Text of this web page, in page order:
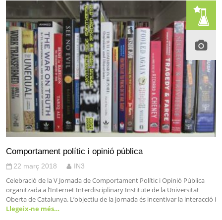
Comportament polític i opinió pública
22 març 2018 IN3
Celebració de la V Jornada de Comportament Polític i Opinió Pública
organitzada a l’Internet Interdisciplinary Institute de la Universitat
Oberta de Catalunya. L’objectiu de la jornada és incentivar la interacció i
Llegeix-ne més…